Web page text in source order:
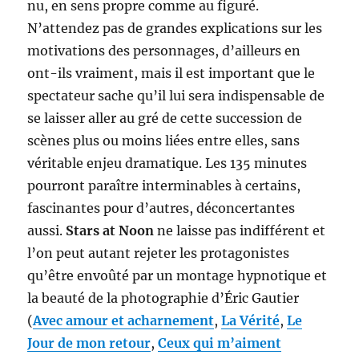
nu, en sens propre comme au figuré.
N’attendez pas de grandes explications sur les
motivations des personnages, d’ailleurs en
ont-ils vraiment, mais il est important que le
spectateur sache qu’il lui sera indispensable de
se laisser aller au gré de cette succession de
scènes plus ou moins liées entre elles, sans
véritable enjeu dramatique. Les 135 minutes
pourront paraître interminables à certains,
fascinantes pour d’autres, déconcertantes
aussi. Stars at Noon ne laisse pas indifférent et
l’on peut autant rejeter les protagonistes
qu’être envoûté par un montage hypnotique et
la beauté de la photographie d’Éric Gautier
(Avec amour et acharnement,La Vérité,Le
Jour de mon retour,Ceux qui m’aiment